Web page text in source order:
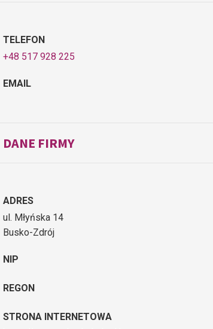
TELEFON
+48 517 928 225
EMAIL
DANE FIRMY
ADRES
ul. Młyńska 14
Busko-Zdrój
NIP
REGON
STRONA INTERNETOWA